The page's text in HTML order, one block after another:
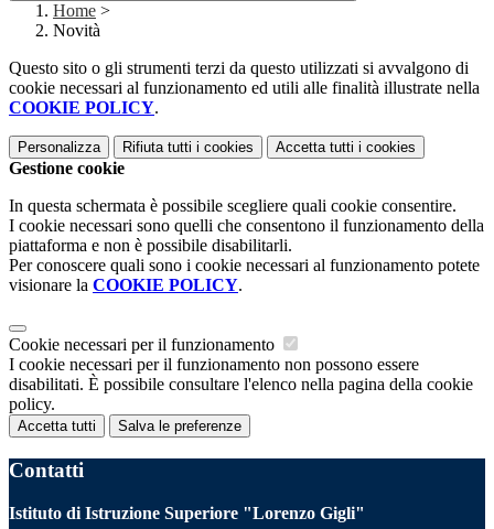
Home >
Novità
Questo sito o gli strumenti terzi da questo utilizzati si avvalgono di
cookie necessari al funzionamento ed utili alle finalità illustrate nella
COOKIE POLICY.
Personalizza Rifiuta tutti i cookies Accetta tutti i cookies
Gestione cookie
In questa schermata è possibile scegliere quali cookie consentire.
I cookie necessari sono quelli che consentono il funzionamento della
piattaforma e non è possibile disabilitarli.
Per conoscere quali sono i cookie necessari al funzionamento potete
visionare la COOKIE POLICY.
Cookie necessari per il funzionamento
I cookie necessari per il funzionamento non possono essere
disabilitati. È possibile consultare l'elenco nella pagina della cookie
policy.
Accetta tutti Salva le preferenze
Contatti
Istituto di Istruzione Superiore "Lorenzo Gigli"